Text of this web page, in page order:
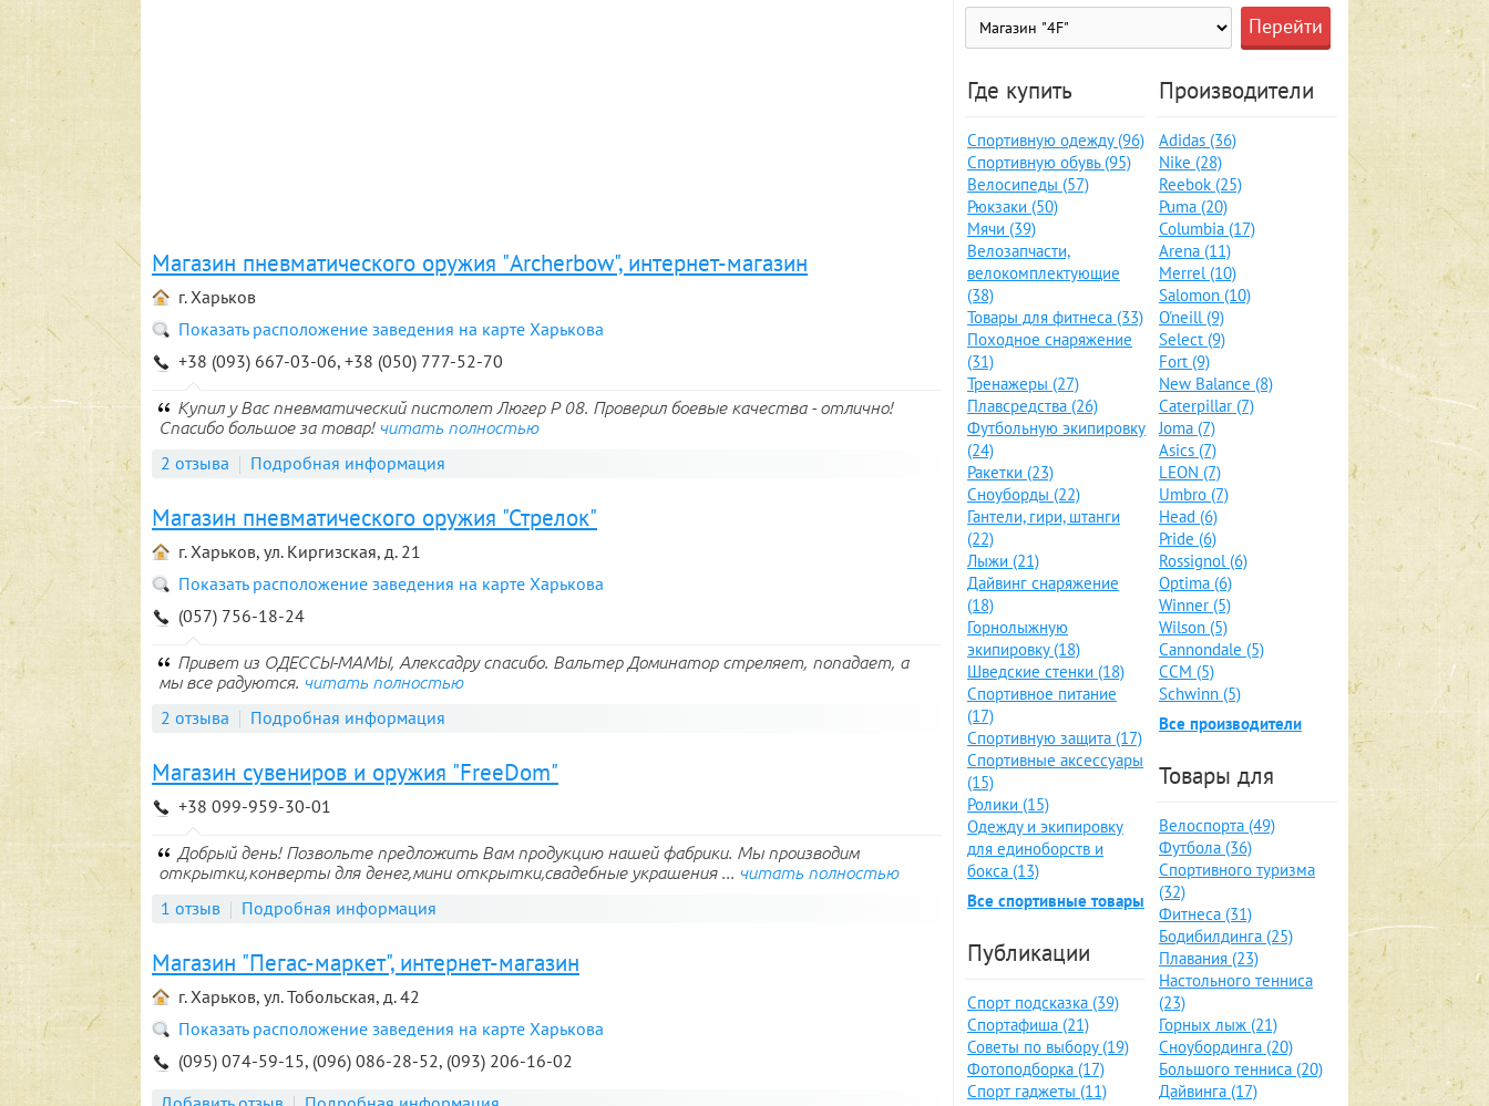
Магазин пневматического оружия "Archerbow", интернет-магазин
г. Харьков
Показать расположение заведения на карте Харькова
+38 (093) 667-03-06, +38 (050) 777-52-70
Купил у Вас пневматический пистолет Люгер Р 08. Проверил боевые качества - отлично!
Спасибо большое за товар! читать полностью
2 отзыва Подробная информация
Магазин пневматического оружия "Стрелок"
г. Харьков, ул. Киргизская, д. 21
Показать расположение заведения на карте Харькова
(057) 756-18-24
Привет из ОДЕССЫ-МАМЫ, Алексадру спасибо. Вальтер Доминатор стреляет, попадает, а
мы все радуются. читать полностью
2 отзыва Подробная информация
Магазин сувениров и оружия "FreeDom"
+38 099-959-30-01
Добрый день! Позвольте предложить Вам продукцию нашей фабрики. Мы производим
открытки,конверты для денег,мини открытки,свадебные украшения ... читать полностью
1 отзыв Подробная информация
Магазин "Пегас-маркет", интернет-магазин
г. Харьков, ул. Тобольская, д. 42
Показать расположение заведения на карте Харькова
(095) 074-59-15, (096) 086-28-52, (093) 206-16-02
Где купить
Спортивную одежду (96)
Спортивную обувь (95)
Велосипеды (57)
Рюкзаки (50)
Мячи (39)
Велозапчасти,
велокомплектующие
(38)
Товары для фитнеса (33)
Походное снаряжение
(31)
Тренажеры (27)
Плавсредства (26)
Футбольную экипировку
(24)
Ракетки (23)
Сноуборды (22)
Гантели, гири, штанги
(22)
Лыжи (21)
Дайвинг снаряжение
(18)
Горнолыжную
экипировку (18)
Шведские стенки (18)
Спортивное питание
(17)
Спортивную защита (17)
Спортивные аксессуары
(15)
Ролики (15)
Одежду и экипировку
для единоборств и
бокса (13)
Все спортивные товары
Публикации
Спорт подсказка (39)
Спортафиша (21)
Советы по выбору (19)
Фотоподборка (17)
Спорт гаджеты (11)
Производители
Adidas (36)
Nike (28)
Reebok (25)
Puma (20)
Columbia (17)
Arena (11)
Merrel (10)
Salomon (10)
O'neill (9)
Select (9)
Fort (9)
New Balance (8)
Caterpillar (7)
Joma (7)
Asics (7)
LEON (7)
Umbro (7)
Head (6)
Pride (6)
Rossignol (6)
Optima (6)
Winner (5)
Wilson (5)
Cannondale (5)
CCM (5)
Schwinn (5)
Все производители
Товары для
Велоспорта (49)
Футбола (36)
Спортивного туризма
(32)
Фитнеса (31)
Бодибилдинга (25)
Плавания (23)
Настольного тенниса
(23)
Горных лыж (21)
Сноубординга (20)
Большого тенниса (20)
Дайвинга (17)